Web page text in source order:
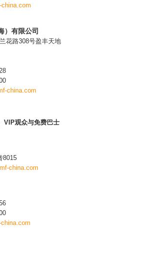
china.com
）有限公司
花路308号盈丰天地
china.com
VIP观众与免费巴士
8015
china.com​